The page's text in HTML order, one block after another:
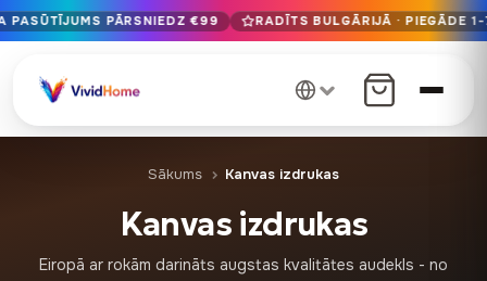
Bezmaksas piegāde ES, ja pasūtījums pārsniedz €99
12+ gadu ilga amatniecības pieredze · Tikai augstākās
PASŪTĪJUMS PĀRSNIEDZ €99 RADĪTS BULGĀRIJĀ · PIEGĀDE
Sākums Kanvas izdrukas
Kanvas izdrukas
Eiropā ar rokām darināts augstas kvalitātes audekls - no